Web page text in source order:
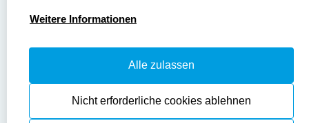
Dateivorgaben
Fragen & Antworten
Datenschutzerklärung
Widerrufsrecht
Zahlung & Versand
Widerruf & Rückgabe
Datenschutzerklärung.
Weitere Informationen
Alle zulassen
Nicht erforderliche cookies ablehnen